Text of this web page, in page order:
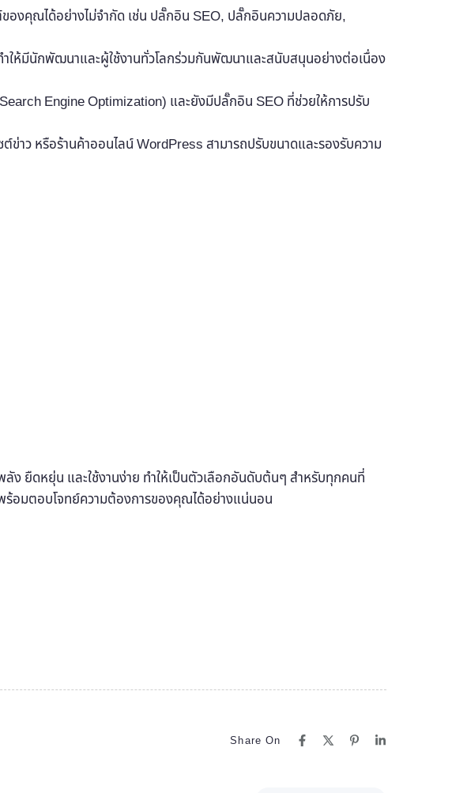
องคุณได้อย่างไม่จำกัด เช่น ปลั๊กอิน SEO, ปลั๊กอินความปลอดภัย,
ให้มีนักพัฒนาและผู้ใช้งานทั่วโลกร่วมกันพัฒนาและสนับสนุนอย่างต่อเนื่อง
Engine Optimization) และยังมีปลั๊กอิน SEO ที่ช่วยให้การปรับ
าว หรือร้านค้าออนไลน์ WordPress สามารถปรับขนาดและรองรับความ
ง ยืดหยุ่น และใช้งานง่าย ทำให้เป็นตัวเลือกอันดับต้นๆ สำหรับทุกคนที่
อมตอบโจทย์ความต้องการของคุณได้อย่างแน่นอน
Share On